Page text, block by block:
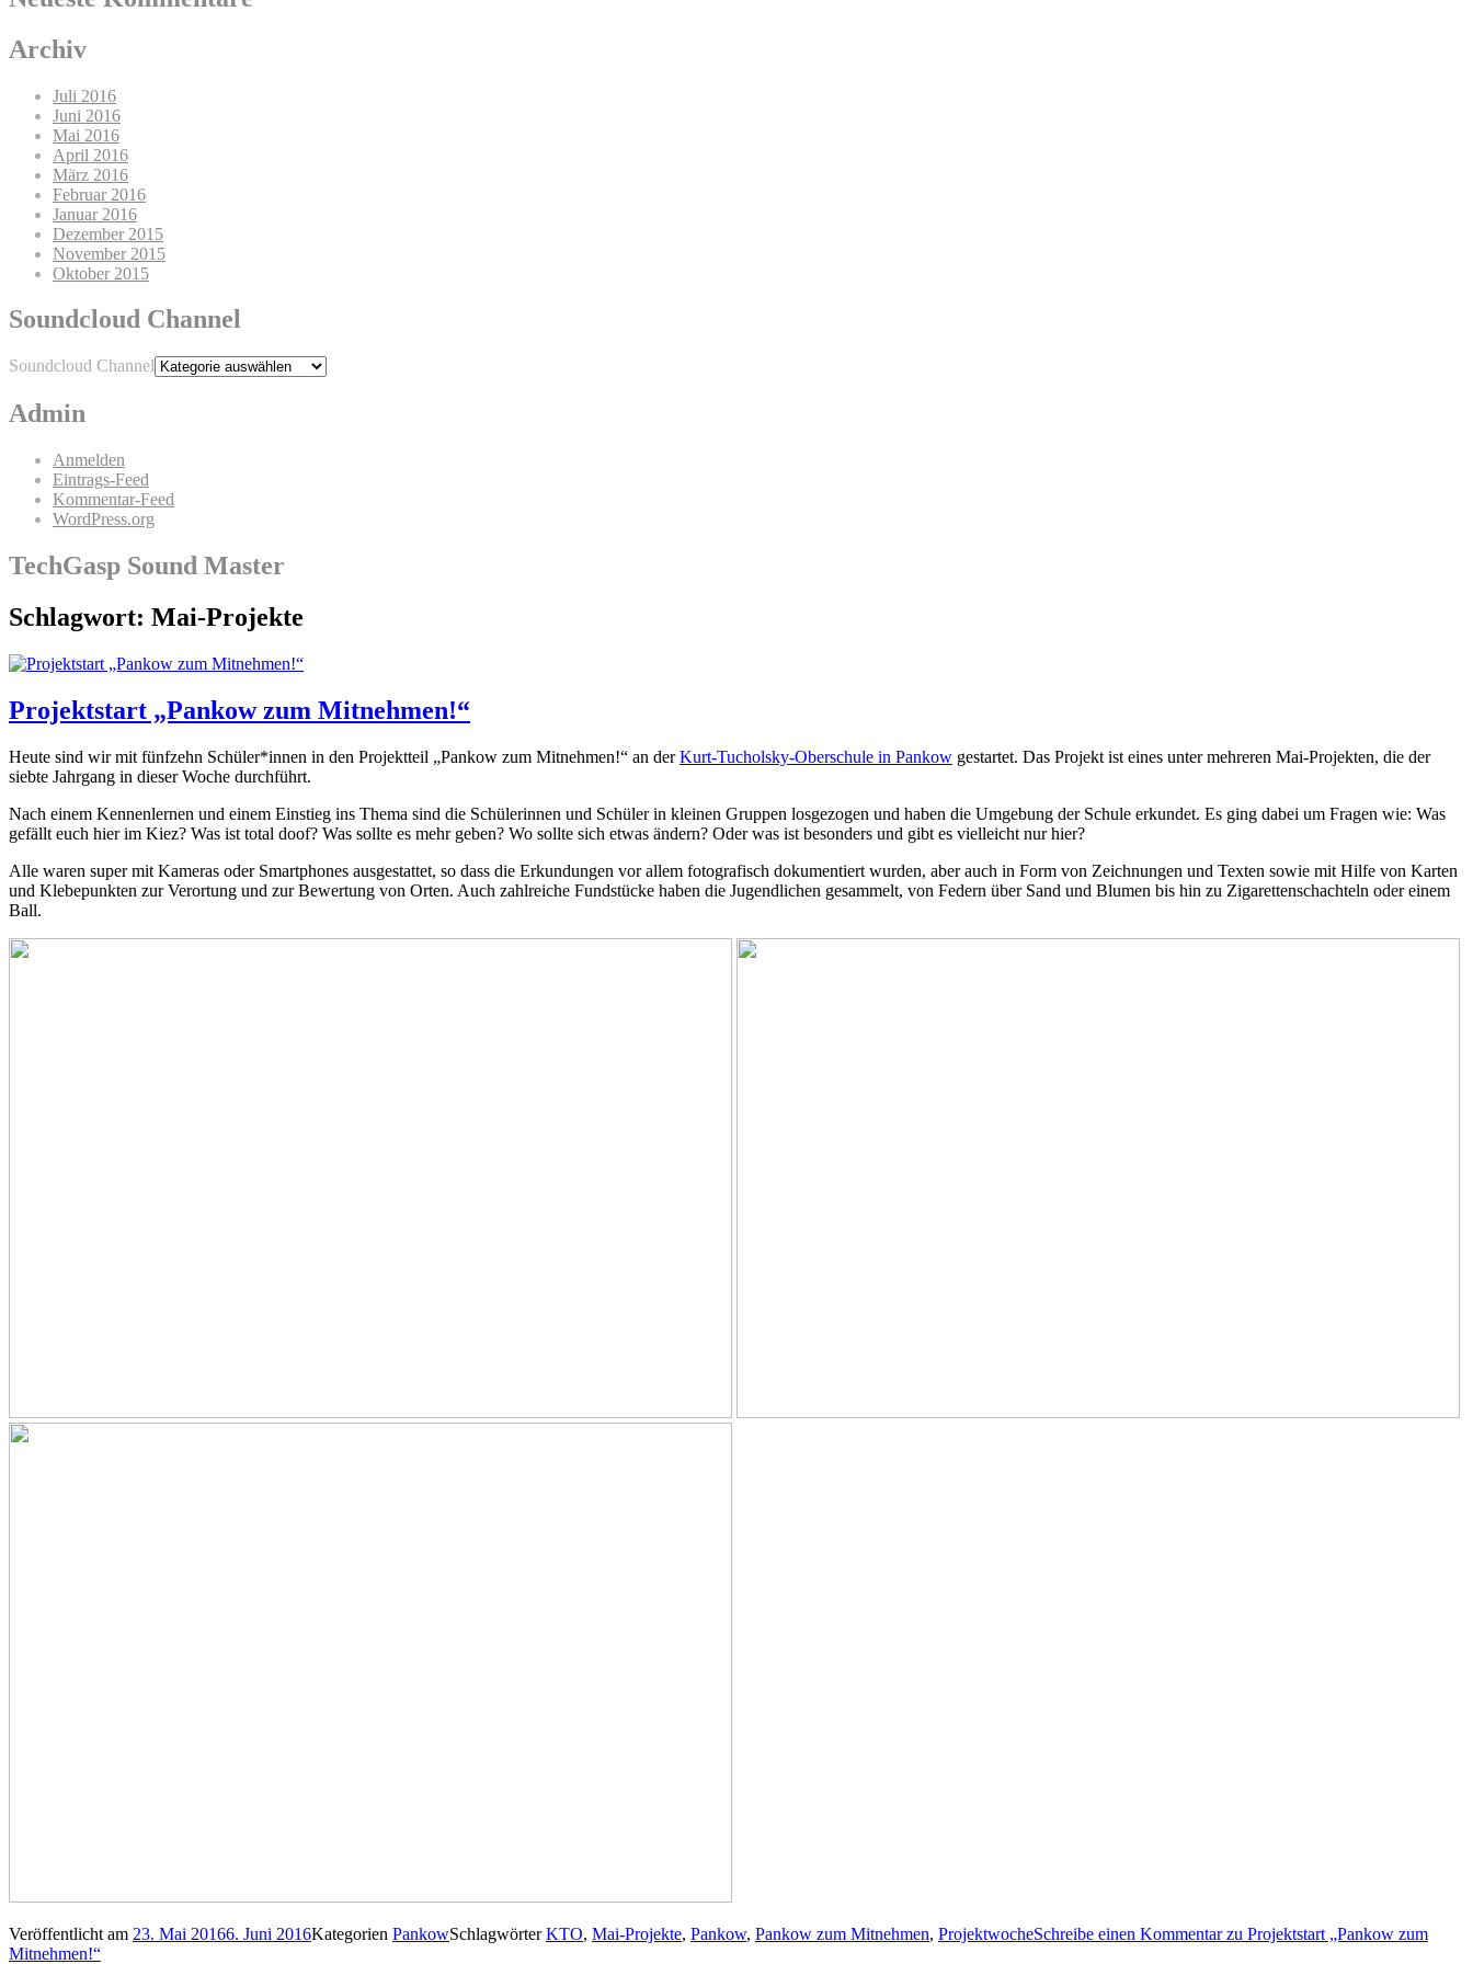
Archiv
Juli 2016
Juni 2016
Mai 2016
April 2016
März 2016
Februar 2016
Januar 2016
Dezember 2015
November 2015
Oktober 2015
Soundcloud Channel
Soundcloud Channel
Admin
Anmelden
Eintrags-Feed
Kommentar-Feed
WordPress.org
TechGasp Sound Master
Schlagwort: Mai-Projekte
Projektstart „Pankow zum Mitnehmen!“
Heute sind wir mit fünfzehn Schüler*innen in den Projektteil „Pankow zum Mitnehmen!“ an derKurt-Tucholsky-Oberschule in Pankow gestartet. Das Projekt ist eines unter mehreren Mai-Projekten, die der
siebte Jahrgang in dieser Woche durchführt.
Nach einem Kennenlernen und einem Einstieg ins Thema sind die Schülerinnen und Schüler in kleinen Gruppen losgezogen und haben die Umgebung der Schule erkundet. Es ging dabei um Fragen wie: Was
gefällt euch hier im Kiez? Was ist total doof? Was sollte es mehr geben? Wo sollte sich etwas ändern? Oder was ist besonders und gibt es vielleicht nur hier?
Alle waren super mit Kameras oder Smartphones ausgestattet, so dass die Erkundungen vor allem fotografisch dokumentiert wurden, aber auch in Form von Zeichnungen und Texten sowie mit Hilfe von Karten
und Klebepunkten zur Verortung und zur Bewertung von Orten. Auch zahlreiche Fundstücke haben die Jugendlichen gesammelt, von Federn über Sand und Blumen bis hin zu Zigarettenschachteln oder einem
Ball.
Veröffentlicht am 23. Mai 20166. Juni 2016Kategorien PankowSchlagwörterKTO, Mai-Projekte, Pankow, Pankow zum Mitnehmen, ProjektwocheSchreibe einen Kommentarzu Projektstart „Pankow zum
Mitnehmen!“